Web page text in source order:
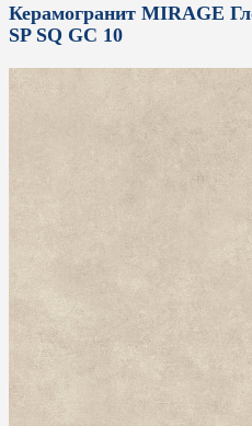
Керамогранит MIRAGE
SP SQ GC 10